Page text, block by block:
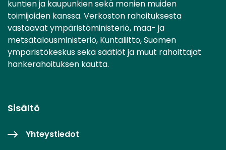
kuntien ja kaupunkien sekä monien muiden
toimijoiden kanssa. Verkoston rahoituksesta
vastaavat ympäristöministeriö, maa- ja
metsätalousministeriö, Kuntaliitto, Suomen
ympäristökeskus sekä säätiöt ja muut rahoittajat
hankerahoituksen kautta.
Sisältö
Yhteystiedot